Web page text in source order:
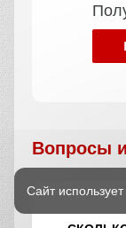
Вопросы
Сайт